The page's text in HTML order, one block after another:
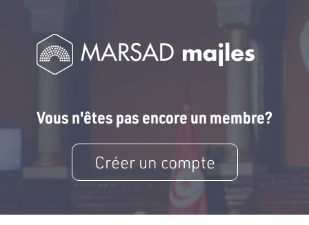
Vous n'êtes pas encore un membre?
Créer un compte